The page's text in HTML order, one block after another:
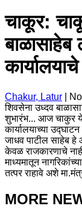
चाकूर:
बाळासाहेब
Chakur, Latur
शिवसेना उध्दव
शुभारंभ... आज चाकुर
कार्यालयाच्या
जाधव पाटील साहेब हे
केवळ राजकारणाचे
माध्यमातून
तत्पर राहावे अशे
MORE